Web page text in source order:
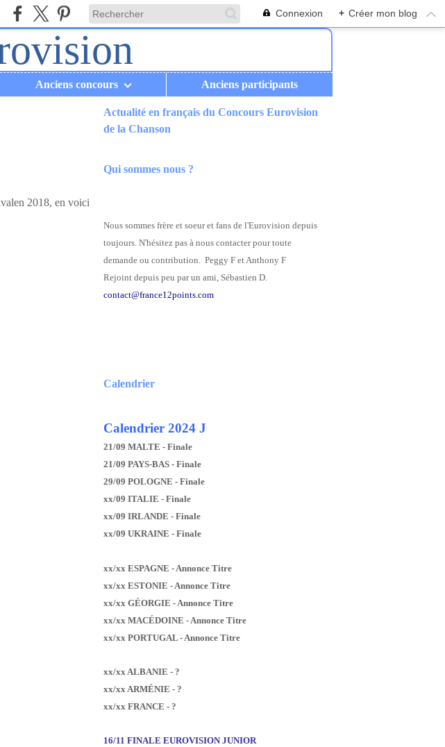
Connexion + Créer mon blog
Anciens concours Anciens participants
2018, en voici
Actualité en français du Concours Eurovision
de la Chanson
Qui sommes nous ?
Nous sommes frère et soeur et fans de l'Eurovision depuis
toujours. N'hésitez pas à nous contacter pour toute
demande ou contribution. Peggy F et Anthony F
Rejoint depuis peu par un ami, Sébastien D.
contact@france12points.com
Calendrier
Calendrier 2024 J
21/09 MALTE - Finale
21/09 PAYS-BAS - Finale
29/09 POLOGNE - Finale
xx/09 ITALIE - Finale
xx/09 IRLANDE - Finale
xx/09 UKRAINE - Finale
xx/xx ESPAGNE - Annonce Titre
xx/xx ESTONIE - Annonce Titre
xx/xx GÉORGIE - Annonce Titre
xx/xx MACÉDOINE - Annonce Titre
xx/xx PORTUGAL - Annonce Titre
xx/xx ALBANIE - ?
xx/xx ARMÉNIE - ?
xx/xx FRANCE - ?
16/11 FINALE EUROVISION JUNIOR